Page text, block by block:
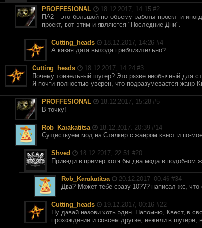
PROFFESIONAL 18.12.2017, 14:15 #2
ПА2 - это большой по объему работы проект и
проект, вот этим и являются "Последние Дни".
Cutting_heads 18.12.2017, 14:26 #4
А какая дата выхода приблизительно?
Cutting_heads 18.12.2017, 14:24 #3
Почему тоннельный шутер? Это разве необычный для
Я почти полностью уверен, что подразумевается жанр
PROFFESIONAL 18.12.2017, 15:28 #5
В точку!
Rob_Karakatitsa 18.12.2017, 20:39 #14
Существуем мод на Сталкер с жанром квест и по-
Shved 18.12.2017, 22:51 #20
Приведи в пример хотя бы два мода в подобном
Rob_Karakatitsa 20.12.2017, 00:46 #34
Два? Может тебе сразу 10??? написал же,
Cutting_heads 19.12.2017, 00:16 #22
Ну давай назови хоть один. Напомню, Квест, в
прохождение и совсем другие, нежели в шутере,